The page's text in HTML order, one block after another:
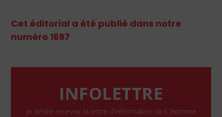
Cet éditorial a été publié dans notre
numéro 1697
INFOLETTRE
Je désire recevoir la lettre d'information de L'Homme